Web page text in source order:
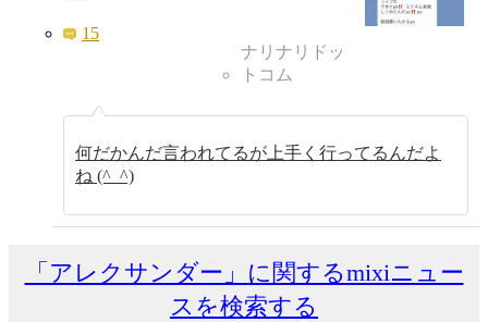
15
ナリナリドッ
トコム
何だかんだ言われてるが上手く行ってるんだよ
ね (^_^)
「アレクサンダー」に関するmixiニュー
スを検索する